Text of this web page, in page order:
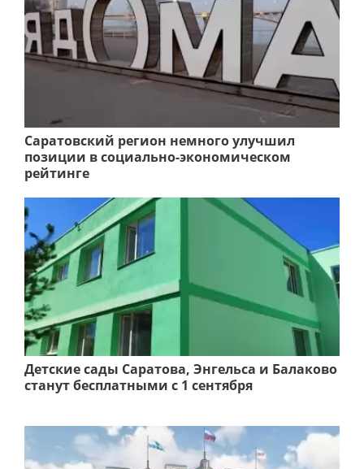
Саратовский регион немного улучшил
позиции в социально-экономическом
рейтинге
Детские сады Саратова, Энгельса и Балаково
станут бесплатными с 1 сентября